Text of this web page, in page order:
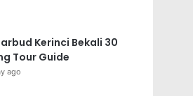
Kerinci Bekali 30
Tour Guide
ago